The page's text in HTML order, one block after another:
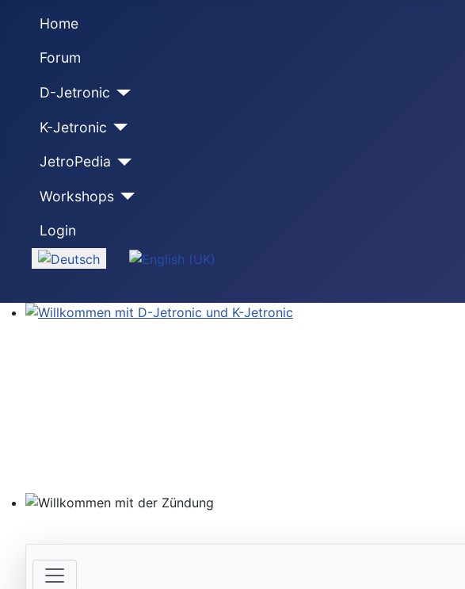
Home
Forum
D-Jetronic
K-Jetronic
JetroPedia
Workshops
Login
Sprache auswählen